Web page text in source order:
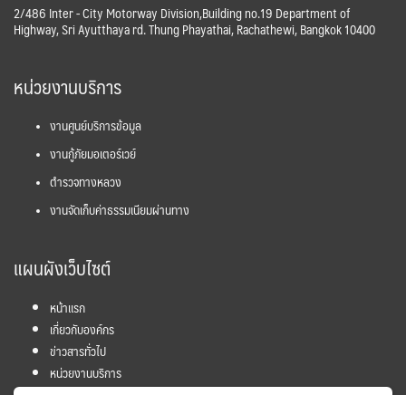
2/486 Inter - City Motorway Division,Building no.19 Department of
Highway, Sri Ayutthaya rd. Thung Phayathai, Rachathewi, Bangkok 10400
หน่วยงานบริการ
งานศูนย์บริการข้อมูล
งานกู้ภัยมอเตอร์เวย์
ตำรวจทางหลวง
งานจัดเก็บค่าธรรมเนียมผ่านทาง
แผนผังเว็บไซต์
หน้าแรก
เกี่ยวกับองค์กร
ข่าวสารทั่วไป
หน่วยงานบริการ